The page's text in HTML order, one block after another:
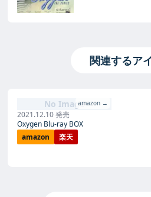
関連するア
No Imageamazon →
2021.12.10 発売
Oxygen Blu-ray BOX
amazon
楽天